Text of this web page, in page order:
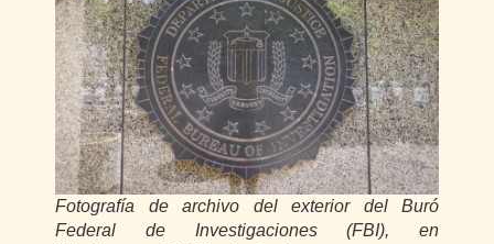
Fotografía de archivo del exterior del Buró
Federal de Investigaciones (FBI), en